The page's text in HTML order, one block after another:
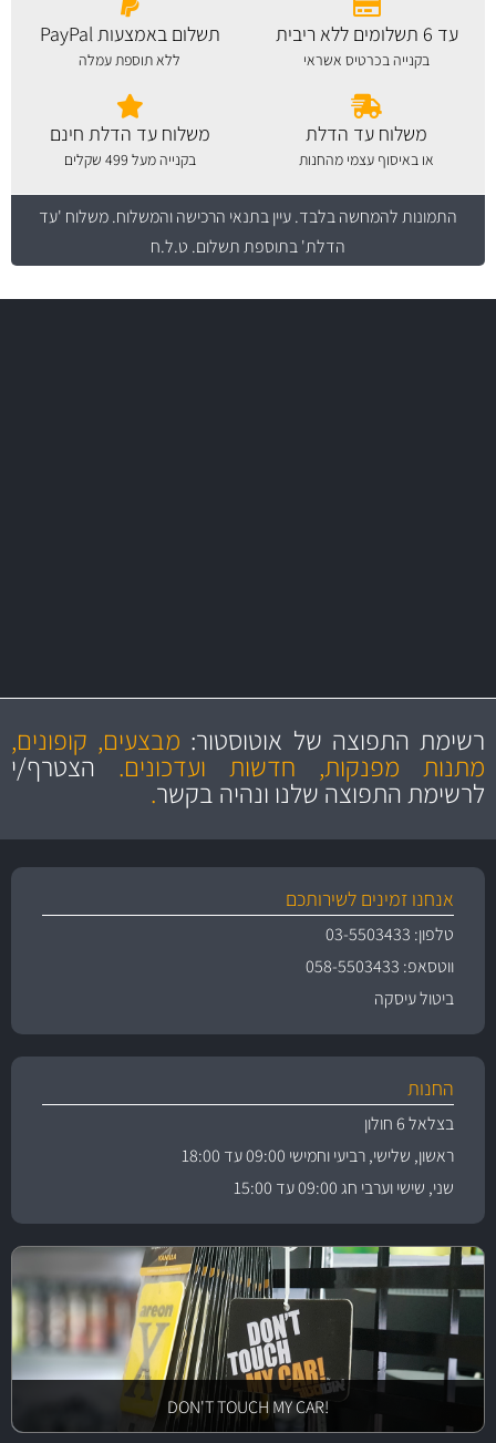
עד 6 תשלומים ללא ריבית
בקנייה בכרטיס אשראי
תשלום באמצעות PayPal
ללא תוספת עמלה
משלוח עד הדלת
או באיסוף עצמי מהחנות
משלוח עד הדלת חינם
בקנייה מעל 499 שקלים
התמונות להמחשה בלבד.עיין בתנאי הרכישה והמשלוח. משלוח 'עד
הדלת' בתוספת תשלום. ט.ל.ח
מקצועיות
ושירות מצויין
מחירים
הוגנים
והיצע מוצרים איכותירשימת התפוצה של אוטוסטור: מבצעים, קופונים,
מתנות מפנקות, חדשות ועדכונים.הצטרף/י
לרשימת התפוצה שלנו ונהיה בקשר.
אנחנו זמינים לשירותכם
טלפון: 03-5503433
ווטסאפ: 058-5503433
ביטול עיסקה
החנות
בצלאל 6 חולון
ראשון, שלישי, רביעי וחמישי 09:00 עד 18:00
שני, שישי וערבי חג 09:00 עד 15:00
!DON'T TOUCH MY CAR